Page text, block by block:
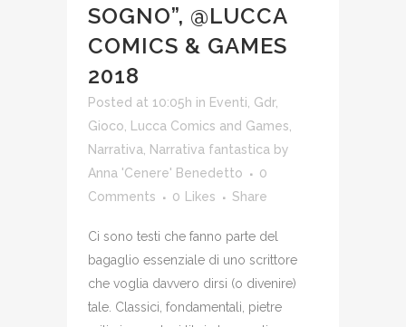
SOGNO”, @LUCCA
COMICS & GAMES
2018
Posted at 10:05h in Eventi Gdr,
Gioco
Lucca Comics and Games
Narrativa
Narrativa fantastica by
Anna 'Cenere' Benedetto
0
Comments
0 Likes Share
Ci sono testi che fanno parte del
bagaglio essenziale di uno scrittore
che voglia davvero dirsi (o divenire)
tale. Classici, fondamentali, pietre